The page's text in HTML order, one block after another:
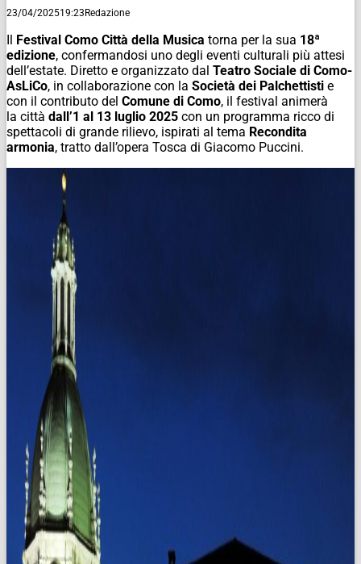
23/04/202519:23Redazione
Il Festival Como Città della Musica torna per la sua 18ª
edizione, confermandosi uno degli eventi culturali più attesi
dell’estate. Diretto e organizzato dal Teatro Sociale di Como-
AsLiCo, in collaborazione con la Società dei Palchettisti e
con il contributo del Comune di Como, il festival animerà
la città dall’1 al 13 luglio 2025 con un programma ricco di
spettacoli di grande rilievo, ispirati al tema Recondita
armonia, tratto dall’opera Tosca di Giacomo Puccini.